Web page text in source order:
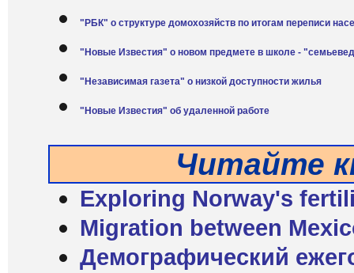
"РБК" о структуре домохозяйств по итогам переписи
"Новые Известия" о новом предмете в школе -
"Независимая газета" о низкой доступности жилья
"Новые Известия" об удаленной работе
Читайте
Exploring Norway's
Migration between
Демографический